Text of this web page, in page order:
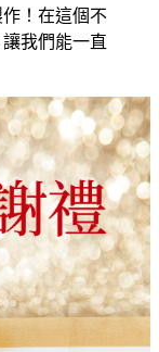
！在這個不
我們能一直